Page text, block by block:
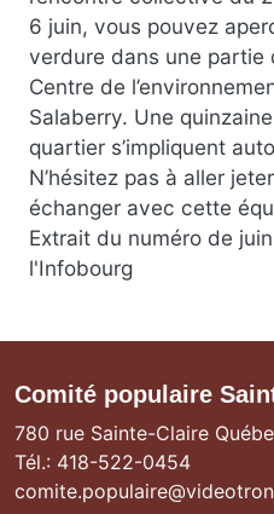
6 juin, vous pouvez
verdure dans une partie
Centre de
Salaberry. Une
quartier s’impliquent
N’hésitez pas à aller
échanger avec cette
Extrait du numéro de
l'Infobourg
Comité populaire
780 rue Sainte-Claire
Tél.: 418-522-0454